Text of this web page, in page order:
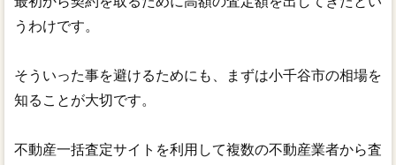
うわけです。
そういった事を避けるためにも、まずは小千谷市の相場を
知ることが大切です。
不動産一括査定サイトを利用して複数の不動産業者から査